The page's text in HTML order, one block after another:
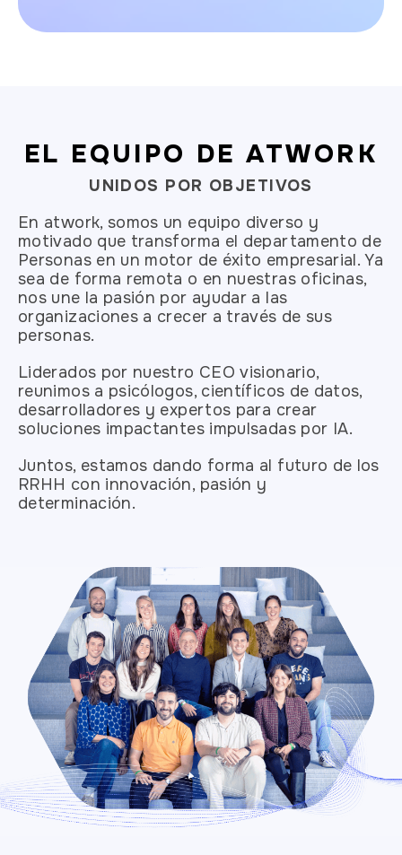
EL EQUIPO DE ATWORK
UNIDOS POR OBJETIVOS
En atwork, somos un equipo diverso y
motivado que transforma el departamento de
Personas en un motor de éxito empresarial. Ya
sea de forma remota o en nuestras oficinas,
nos une la pasión por ayudar a las
organizaciones a crecer a través de sus
personas.
Liderados por nuestro CEO visionario,
reunimos a psicólogos, científicos de datos,
desarrolladores y expertos para crear
soluciones impactantes impulsadas por IA.
Juntos, estamos dando forma al futuro de los
RRHH con innovación, pasión y
determinación.